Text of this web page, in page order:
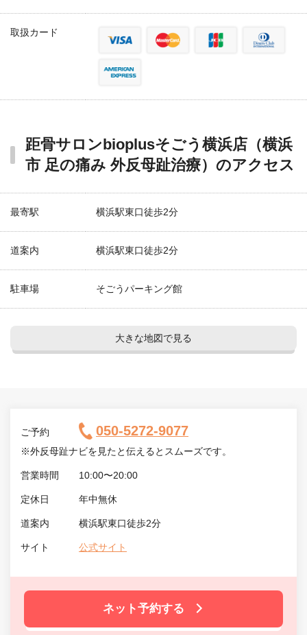
取扱カード
距骨サロンbioplusそごう横浜店（横浜
市 足の痛み 外反母趾治療）のアクセス
最寄駅 横浜駅東口徒歩2分
道案内 横浜駅東口徒歩2分
駐車場 そごうパーキング館
大きな地図で見る
ご予約 050-5272-9077
※外反母趾ナビを見たと伝えるとスムーズです。
営業時間 10:00〜20:00
定休日 年中無休
道案内 横浜駅東口徒歩2分
サイト 公式サイト
ネット予約する